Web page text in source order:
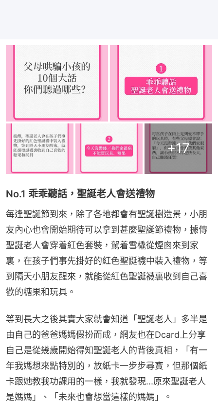
+17
No.1 乖乖聽話，聖誕老人會送禮物
每逢聖誕節到來，除了各地都會有聖誕樹造景，小朋
友內心也會開始期待可以拿到甚麼聖誕節禮物，據傳
聖誕老人會穿着紅色套裝，駕着雪橇從煙囪來到家
裏，在孩子們事先掛好的紅色聖誕襪中裝入禮物，等
到隔天小朋友醒來，就能從紅色聖誕襪裏收到自己喜
歡的糖果和玩具。
等到長大之後其實大家就會知道「聖誕老人」多半是
由自己的爸爸媽媽假扮而成，網友也在Dcard上分享
自己是從幾歲開始得知聖誕老人的背後真相，「有一
年我媽想來點特別的，放紙卡一步步尋寶，但那個紙
卡跟她教我功課用的一樣，我就發現...原來聖誕老人
是媽媽」、「未來也會想當這樣的媽媽」。